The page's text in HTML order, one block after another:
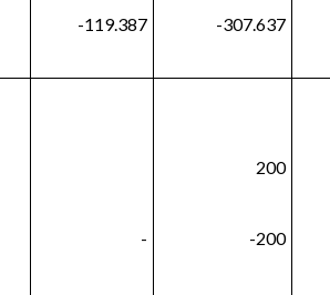
-119.387
-307.637
200
-
-200